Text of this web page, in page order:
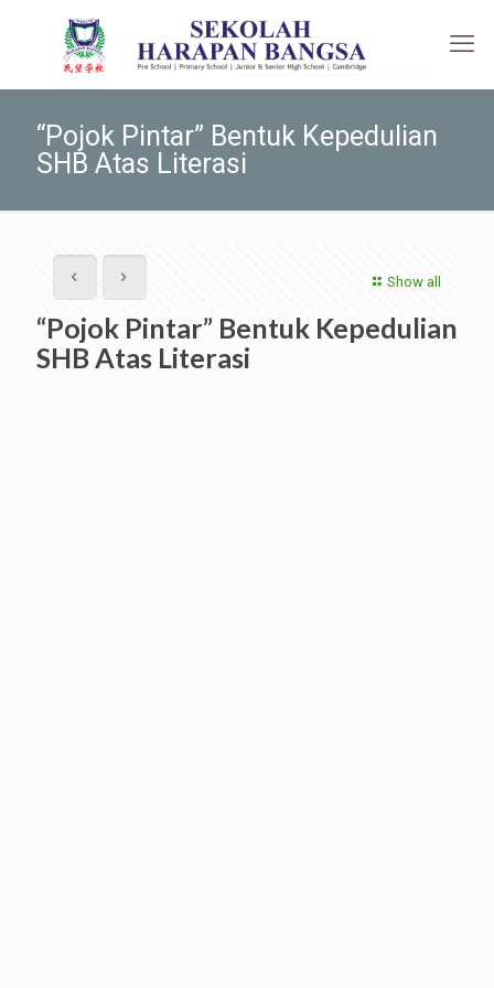
“Pojok Pintar” Bentuk Kepedulian
SHB Atas Literasi
Show all
“Pojok Pintar” Bentuk Kepedulian
SHB Atas Literasi